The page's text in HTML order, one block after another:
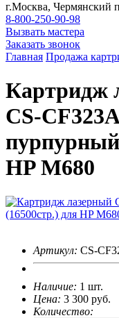
г.Москва, Чермянский
8-800-250-90-98
Вызвать мастера
Заказать звонок
Главная Продажа
Картридж
CS-
HP M680
Артикул: CS-
Наличие: 1 шт.
Цена: 3 300 руб.
Количество: